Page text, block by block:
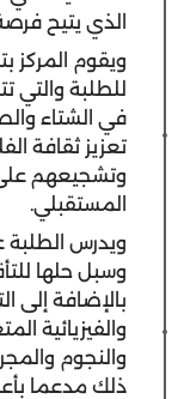
الذي يتيح
ويقوم المركز
للطلبة والتي
في الشتاء
تعزيز ثقافة
وتشجيعهم على
المستقبلي.
ويدرس الطلبة
وسبل حلها
بالإضافة إلى
والفيزيائية
والنجوم
ذلك مدعما